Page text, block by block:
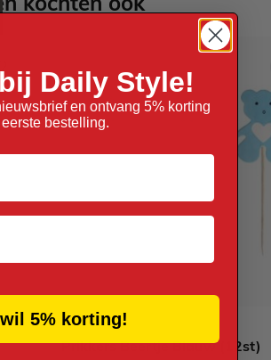
Prikkers Beertje Blauw (12st)
Daily Style!
en ontvang 5% korting
bestelling.
5% korting!